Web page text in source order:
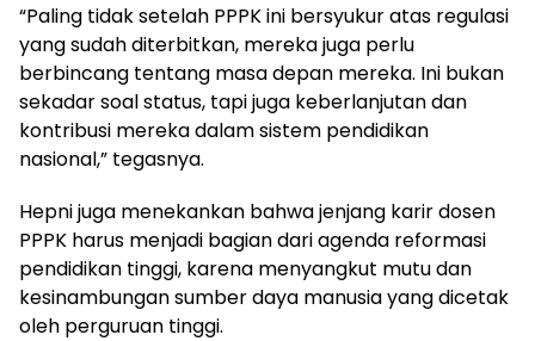
“Paling tidak setelah PPPK ini bersyukur atas regulasi
yang sudah diterbitkan, mereka juga perlu
berbincang tentang masa depan mereka. Ini bukan
sekadar soal status, tapi juga keberlanjutan dan
kontribusi mereka dalam sistem pendidikan
nasional,” tegasnya.
Hepni juga menekankan bahwa jenjang karir dosen
PPPK harus menjadi bagian dari agenda reformasi
pendidikan tinggi, karena menyangkut mutu dan
kesinambungan sumber daya manusia yang dicetak
oleh perguruan tinggi.